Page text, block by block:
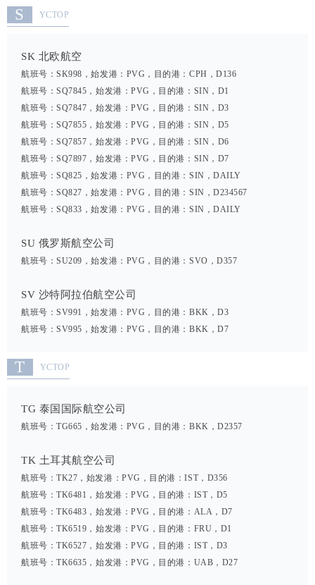
S YCTOP
SK 北欧航空
航班号：SK998，始发港：PVG，目的港：CPH，D136
航班号：SQ7845，始发港：PVG，目的港：SIN，D1
航班号：SQ7847，始发港：PVG，目的港：SIN，D3
航班号：SQ7855，始发港：PVG，目的港：SIN，D5
航班号：SQ7857，始发港：PVG，目的港：SIN，D6
航班号：SQ7897，始发港：PVG，目的港：SIN，D7
航班号：SQ825，始发港：PVG，目的港：SIN，DAILY
航班号：SQ827，始发港：PVG，目的港：SIN，D234567
航班号：SQ833，始发港：PVG，目的港：SIN，DAILY
SU 俄罗斯航空公司
航班号：SU209，始发港：PVG，目的港：SVO，D357
SV 沙特阿拉伯航空公司
航班号：SV991，始发港：PVG，目的港：BKK，D3
航班号：SV995，始发港：PVG，目的港：BKK，D7
T YCTOP
TG 泰国国际航空公司
航班号：TG665，始发港：PVG，目的港：BKK，D2357
TK 土耳其航空公司
航班号：TK27，始发港：PVG，目的港：IST，D356
航班号：TK6481，始发港：PVG，目的港：IST，D5
航班号：TK6483，始发港：PVG，目的港：ALA，D7
航班号：TK6519，始发港：PVG，目的港：FRU，D1
航班号：TK6527，始发港：PVG，目的港：IST，D3
航班号：TK6635，始发港：PVG，目的港：UAB，D27